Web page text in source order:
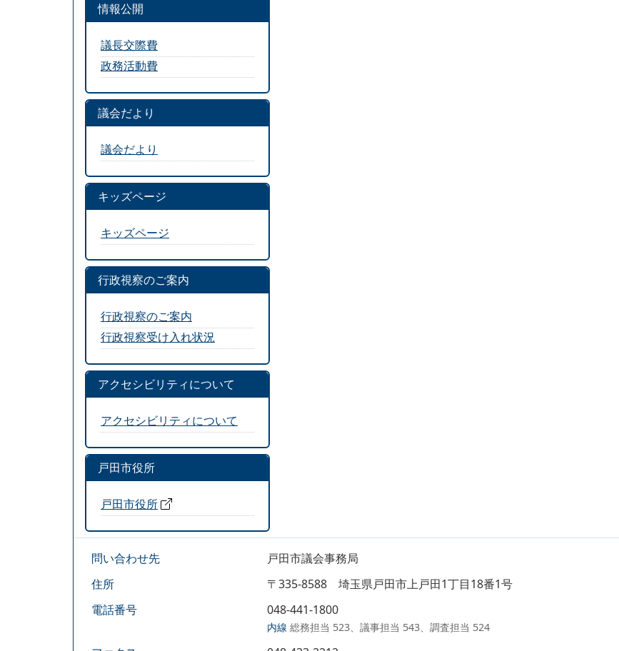
情報公開
議長交際費
政務活動費
議会だより
議会だより
キッズページ
キッズページ
行政視察のご案内
行政視察のご案内
行政視察受け入れ状況
アクセシビリティについて
アクセシビリティについて
戸田市役所
戸田市役所
問い合わせ先
戸田市議会事務局
住所
〒335-8588 埼玉県戸田市上戸田1丁目18番1号
電話番号
048-441-1800
内線 総務担当 523、議事担当 543、調査担当 524